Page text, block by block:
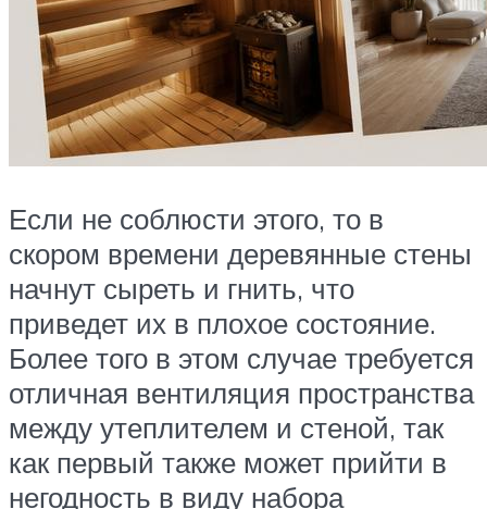
Если не соблюсти этого, то в
скором времени деревянные стены
начнут сыреть и гнить, что
приведет их в плохое состояние.
Более того в этом случае требуется
отличная вентиляция пространства
между утеплителем и стеной, так
как первый также может прийти в
негодность в виду набора